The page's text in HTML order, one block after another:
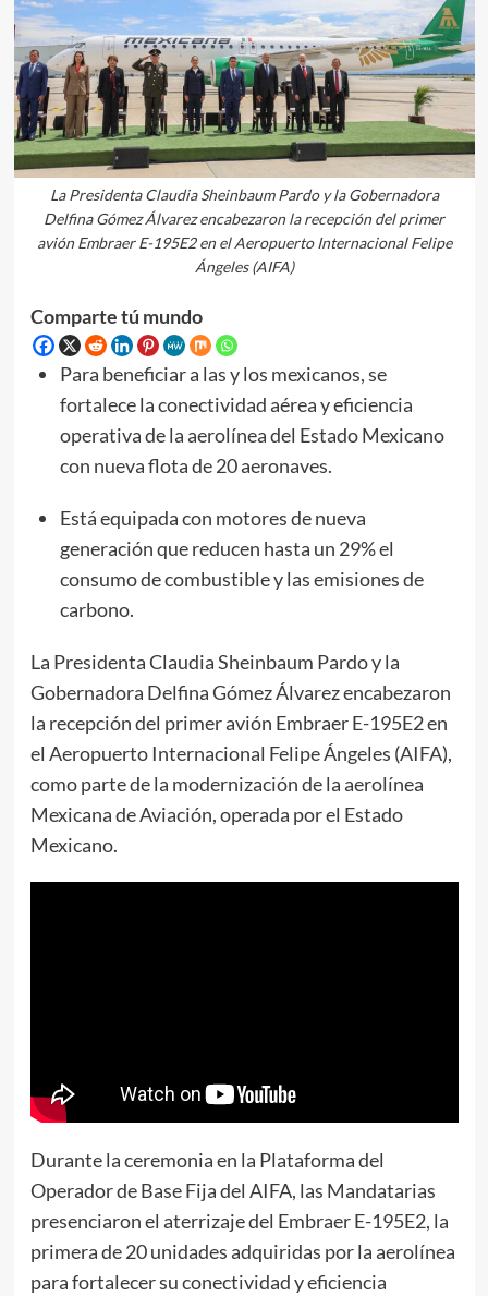
La Presidenta Claudia Sheinbaum Pardo y la Gobernadora
Delfina Gómez Álvarez encabezaron la recepción del primer
avión Embraer E-195E2 en el Aeropuerto Internacional Felipe
Ángeles (AIFA)
Comparte tú mundo
Para beneficiar a las y los mexicanos, se
fortalece la conectividad aérea y eficiencia
operativa de la aerolínea del Estado Mexicano
con nueva flota de 20 aeronaves.
Está equipada con motores de nueva
generación que reducen hasta un 29% el
consumo de combustible y las emisiones de
carbono.
La Presidenta Claudia Sheinbaum Pardo y la
Gobernadora Delfina Gómez Álvarez encabezaron
la recepción del primer avión Embraer E-195E2 en
el Aeropuerto Internacional Felipe Ángeles (AIFA),
como parte de la modernización de la aerolínea
Mexicana de Aviación, operada por el Estado
Mexicano.
Durante la ceremonia en la Plataforma del
Operador de Base Fija del AIFA, las Mandatarias
presenciaron el aterrizaje del Embraer E-195E2, la
primera de 20 unidades adquiridas por la aerolínea
para fortalecer su conectividad y eficiencia